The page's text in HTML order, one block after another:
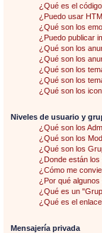
¿Qué es el
¿Puedo usar
¿Qué son los
¿Puedo publicar
¿Qué son los
¿Qué son los
¿Qué son los
¿Qué son los
¿Qué son los
Niveles de usuario y
¿Qué son los
¿Qué son los
¿Qué son los
¿Donde están
¿Cómo me
¿Por qué
¿Qué es un
¿Qué es el
Mensajería privada